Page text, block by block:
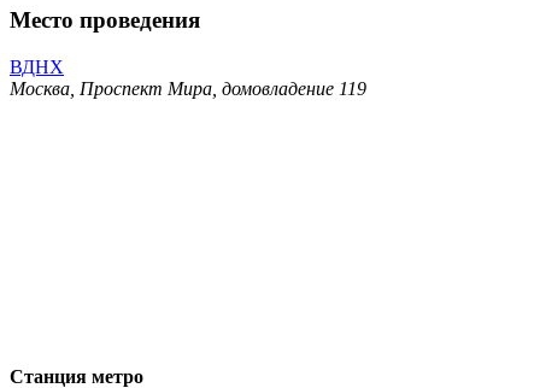
Место проведения
ВДНХ
Москва, Проспект Мира, домовладение 119
Станция метро